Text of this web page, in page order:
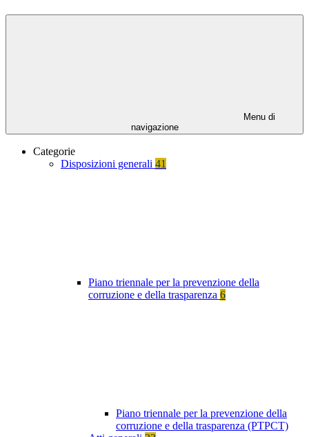
Menu di
navigazione
Categorie
Disposizioni generali 41
Piano triennale per la prevenzione della
corruzione e della trasparenza 6
Piano triennale per la prevenzione della
corruzione e della trasparenza (PTPCT)